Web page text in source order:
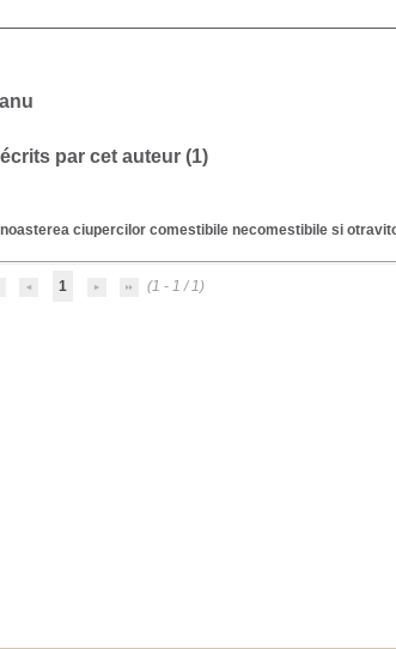
par cet auteur (1)
ciupercilor comestibile necomestibile si
1 (1 - 1 / 1)